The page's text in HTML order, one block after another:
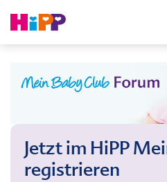
Jetzt im HiPP
registrieren